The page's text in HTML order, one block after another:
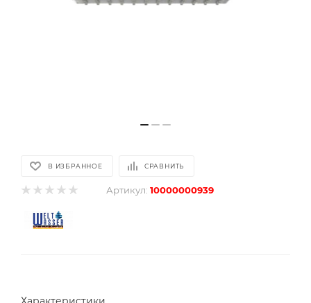
В ИЗБРАННОЕ СРАВНИТЬ
Артикул: 10000000939